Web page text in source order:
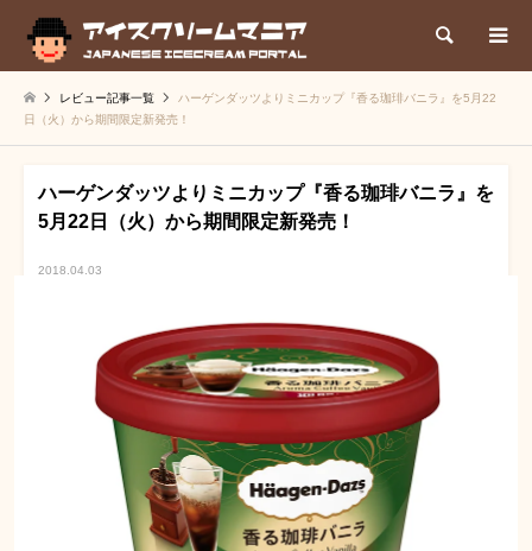
検索
レビュー記事一覧
ハーゲンダッツよりミニカップ『香る珈琲バニラ』を5月22
日（火）から期間限定新発売！
ハーゲンダッツよりミニカップ『香る珈琲バニラ』を
5月22日（火）から期間限定新発売！
2018.04.03